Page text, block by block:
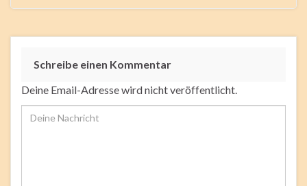
Schreibe einen Kommentar
Deine Email-Adresse wird nicht veröffentlicht.